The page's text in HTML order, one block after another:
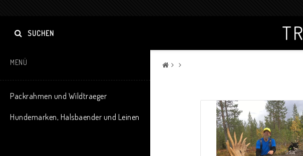
SUCHEN
MENÜ
Packrahmen und Wildtraeger
Hundemarken, Halsbaender und Leinen